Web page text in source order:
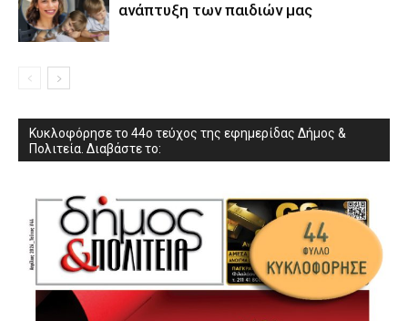
ανάπτυξη των παιδιών µας
Κυκλοφόρησε το 44ο τεύχος της εφημερίδας Δήμος &
Πολιτεία. Διαβάστε το: